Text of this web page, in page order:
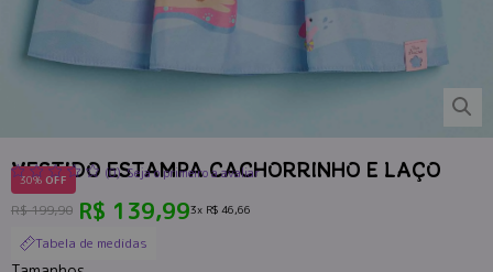
VESTIDO ESTAMPA CACHORRINHO E LAÇO
(0) Seja o primeiro a avaliar
30% OFF
R$ 199,90 R$ 139,993x R$ 46,66
Tabela de medidas